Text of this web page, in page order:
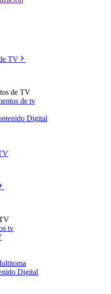
TV
de TV
de tv
Digital
tv
Digital